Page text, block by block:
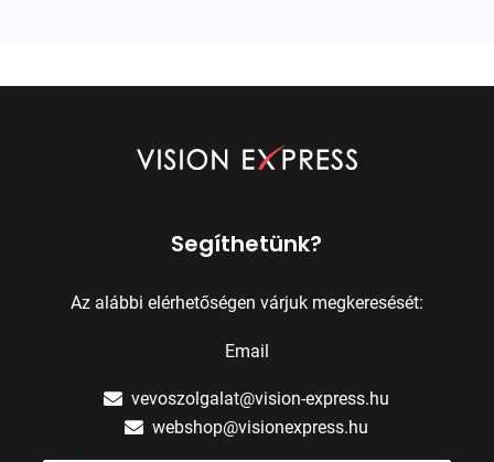
Segíthetünk?
Az alábbi elérhetőségen várjuk megkeresését:
Email
vevoszolgalat@vision-express.hu
webshop@visionexpress.hu